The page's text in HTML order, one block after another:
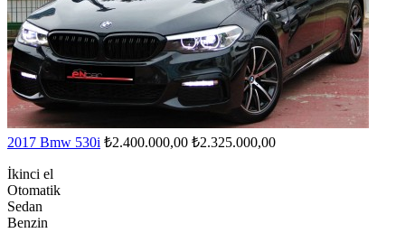
2017 Bmw 530i ₺2.400.000,00 ₺2.325.000,00
İkinci el
Otomatik
Sedan
Benzin